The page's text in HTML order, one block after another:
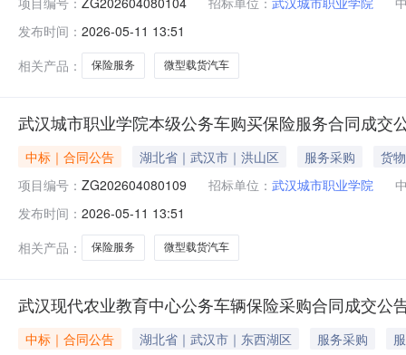
发布时间： 2026-05-11 13:51
相关产品：
保险服务 微型载货汽车
武汉城市职业学院本级公务车购买保险服务合同成交
中标｜合同公告 湖北省｜武汉市｜洪山区 服务采购
货物
项目编号： ZG202604080109 招标单位： 武汉城市职业学院
发布时间： 2026-05-11 13:51
相关产品：
保险服务 微型载货汽车
武汉现代农业教育中心公务车辆保险采购合同成交公
中标｜合同公告 湖北省｜武汉市｜东西湖区 服务采购